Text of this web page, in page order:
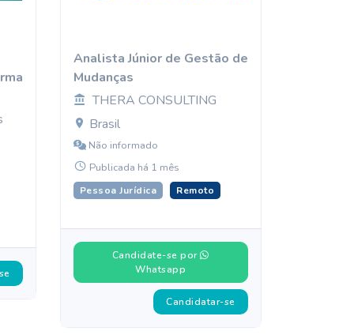
Analista Júnior de Gestão de
Mudanças
THERA CONSULTING
Brasil
Não informado
Publicada há 1 mês
Pessoa Jurídica Remoto
Candidate-se por
Whatsapp
Candidatar-se